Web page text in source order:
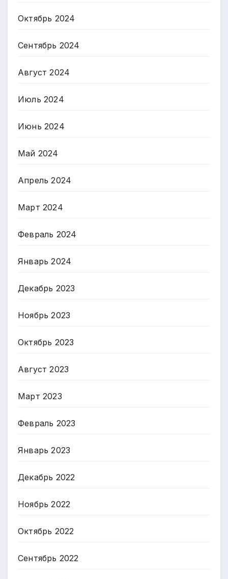
Октябрь 2024
Сентябрь 2024
Август 2024
Июль 2024
Июнь 2024
Май 2024
Апрель 2024
Март 2024
Февраль 2024
Январь 2024
Декабрь 2023
Ноябрь 2023
Октябрь 2023
Август 2023
Март 2023
Февраль 2023
Январь 2023
Декабрь 2022
Ноябрь 2022
Октябрь 2022
Сентябрь 2022